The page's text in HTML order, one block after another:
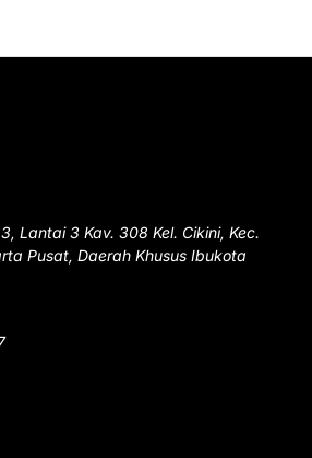
Lantai 3 Kav. 308 Kel. Cikini, Kec.
Pusat, Daerah Khusus Ibukota